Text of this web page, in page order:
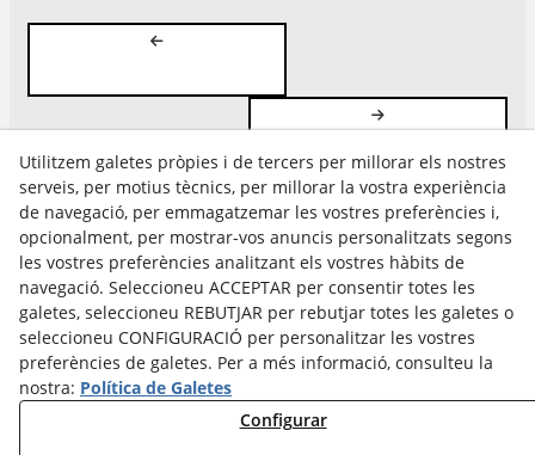
Avís Legal
Política Cookies
Política de Privacitat
Utilitzem galetes pròpies i de tercers per millorar els nostres
serveis, per motius tècnics, per millorar la vostra experiència
de navegació, per emmagatzemar les vostres preferències i,
opcionalment, per mostrar-vos anuncis personalitzats segons
les vostres preferències analitzant els vostres hàbits de
navegació. Seleccioneu ACCEPTAR per consentir totes les
galetes, seleccioneu REBUTJAR per rebutjar totes les galetes o
seleccioneu CONFIGURACIÓ per personalitzar les vostres
preferències de galetes. Per a més informació, consulteu la
nostra: Política de Galetes
Configurar